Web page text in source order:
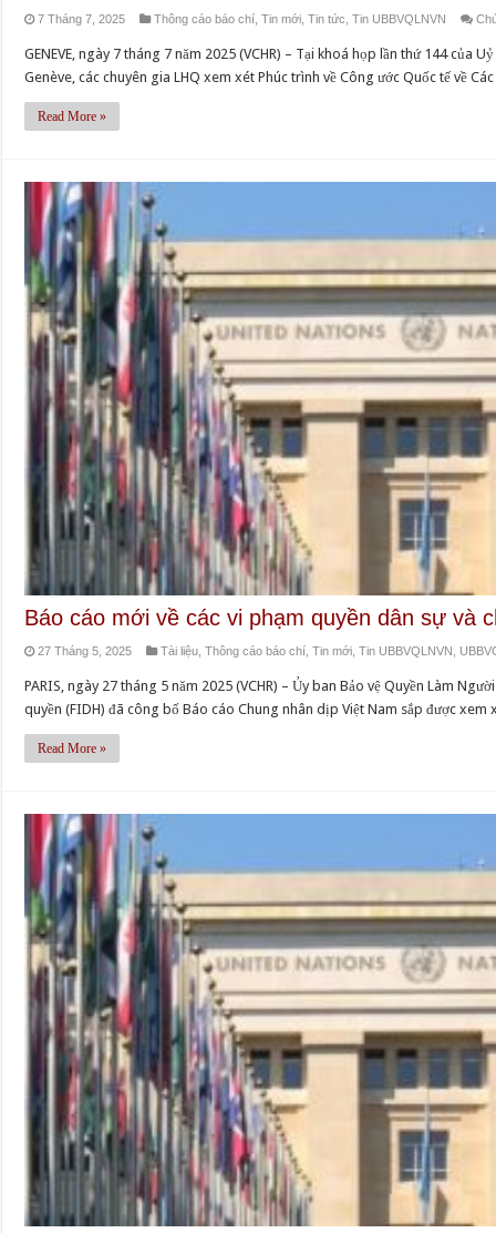
7 Tháng 7, 2025 Thông cáo báo chí ,Tin mới ,Tin tức ,Tin UBBVQLNVN
GENEVE, ngày 7 tháng 7 năm 2025 (VCHR) – Tại khoá họp lần thứ 144 của
Genève, các chuyên gia LHQ xem xét Phúc trình về Công ước Quốc tế về
Read More »
Báo cáo mới về các vi phạm quyền dân sự và
27 Tháng 5, 2025 Tài liệu ,Thông cáo báo chí ,Tin mới ,Tin UBBVQLNVN
PARIS, ngày 27 tháng 5 năm 2025 (VCHR) – Ủy ban Bảo vệ Quyền Làm
quyền (FIDH) đã công bố Báo cáo Chung nhân dịp Việt Nam sắp được
Read More »